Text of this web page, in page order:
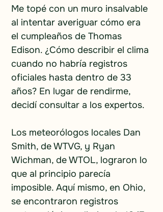
Me topé con un muro insalvable
al intentar averiguar cómo era
el cumpleaños de Thomas
Edison. ¿Cómo describir el clima
cuando no habría registros
oficiales hasta dentro de 33
años? En lugar de rendirme,
decidí consultar a los expertos.
Los meteorólogos locales Dan
Smith, de WTVG, y Ryan
Wichman, de WTOL, lograron lo
que al principio parecía
imposible. Aquí mismo, en Ohio,
se encontraron registros